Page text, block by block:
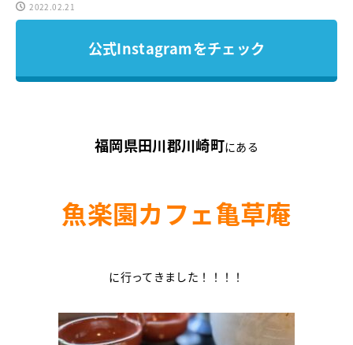
2022.02.21
公式Instagramをチェック
福岡県田川郡川崎町にある
魚楽園カフェ亀草庵
に行ってきました！！！！